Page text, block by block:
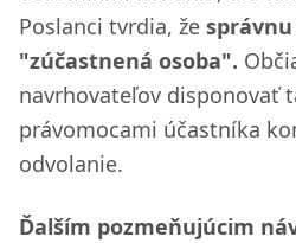
Poslanci tvrdia, že
"zúčastnená osoba".
navrhovateľov disponovať
právomocami účastníka
odvolanie.
Ďalším pozmeňujúcim